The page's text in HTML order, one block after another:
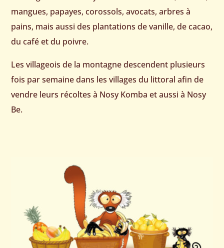
mangues, papayes, corossols, avocats, arbres à
pains, mais aussi des plantations de vanille, de cacao,
du café et du poivre.
Les villageois de la montagne descendent plusieurs
fois par semaine dans les villages du littoral afin de
vendre leurs récoltes à Nosy Komba et aussi à Nosy
Be.